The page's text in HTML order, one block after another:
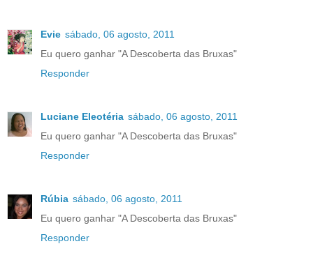
Evie sábado, 06 agosto, 2011
Eu quero ganhar "A Descoberta das Bruxas"
Responder
Luciane Eleotéria sábado, 06 agosto, 2011
Eu quero ganhar "A Descoberta das Bruxas"
Responder
Rúbia sábado, 06 agosto, 2011
Eu quero ganhar "A Descoberta das Bruxas"
Responder